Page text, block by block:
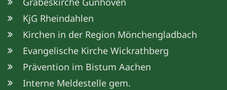
KjG Rheindahlen
Kirchen in der Region Mönchengladbach
Evangelische Kirche Wickrathberg
Prävention im Bistum Aachen
Interne Meldestelle gem.